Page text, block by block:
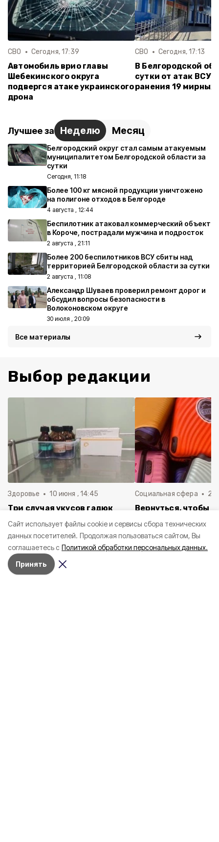
Cайт использует файлы cookie и сервисы сбора технических
данных посетителей. Продолжая пользоваться сайтом, Вы
соглашаетесь с Политикой обработки персональных данных.
Принять
СВО Сегодня, 17:39
Автомобиль врио главы
Шебекинского округа
подвергся атаке украинского
дрона
СВО Сегодня, 17:13
В Белгородской
сутки от атак ВСУ
ранения 19
Лучшее за Неделю Месяц
Белгородский округ стал самым атакуемым
муниципалитетом Белгородской области за
сутки
Сегодня, 11:18
Более 100 кг мясной продукции уничтожено
на полигоне отходов в Белгороде
4 августа , 12:44
Беспилотник атаковал коммерческий объект
в Короче, пострадали мужчина и подросток
2 августа , 21:11
Более 200 беспилотников ВСУ сбиты над
территорией Белгородской области за сутки
2 августа , 11:08
Александр Шуваев проверил ремонт дорог и
обсудил вопросы безопасности в
Волоконовском округе
30 июля , 20:09
Все материалы
Выбор редакции
Здоровье 10 июня , 14:45
Три случая укусов гадюк
Белгородской области с
начала года
Социальная сфера 20
Вернуться, чтобы
в Белгородскую
пять лет